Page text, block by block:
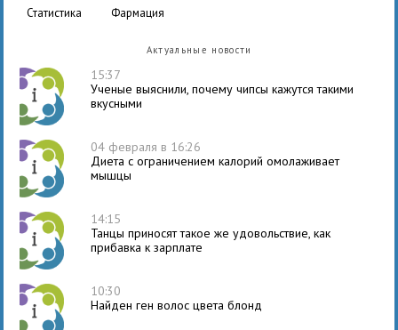
статистика
фармация
Актуальные новости
15:37
Ученые выяснили, почему чипсы кажутся такими
вкусными
04 февраля в 16:26
Диета с ограничением калорий омолаживает
мышцы
14:15
Танцы приносят такое же удовольствие, как
прибавка к зарплате
10:30
Найден ген волос цвета блонд